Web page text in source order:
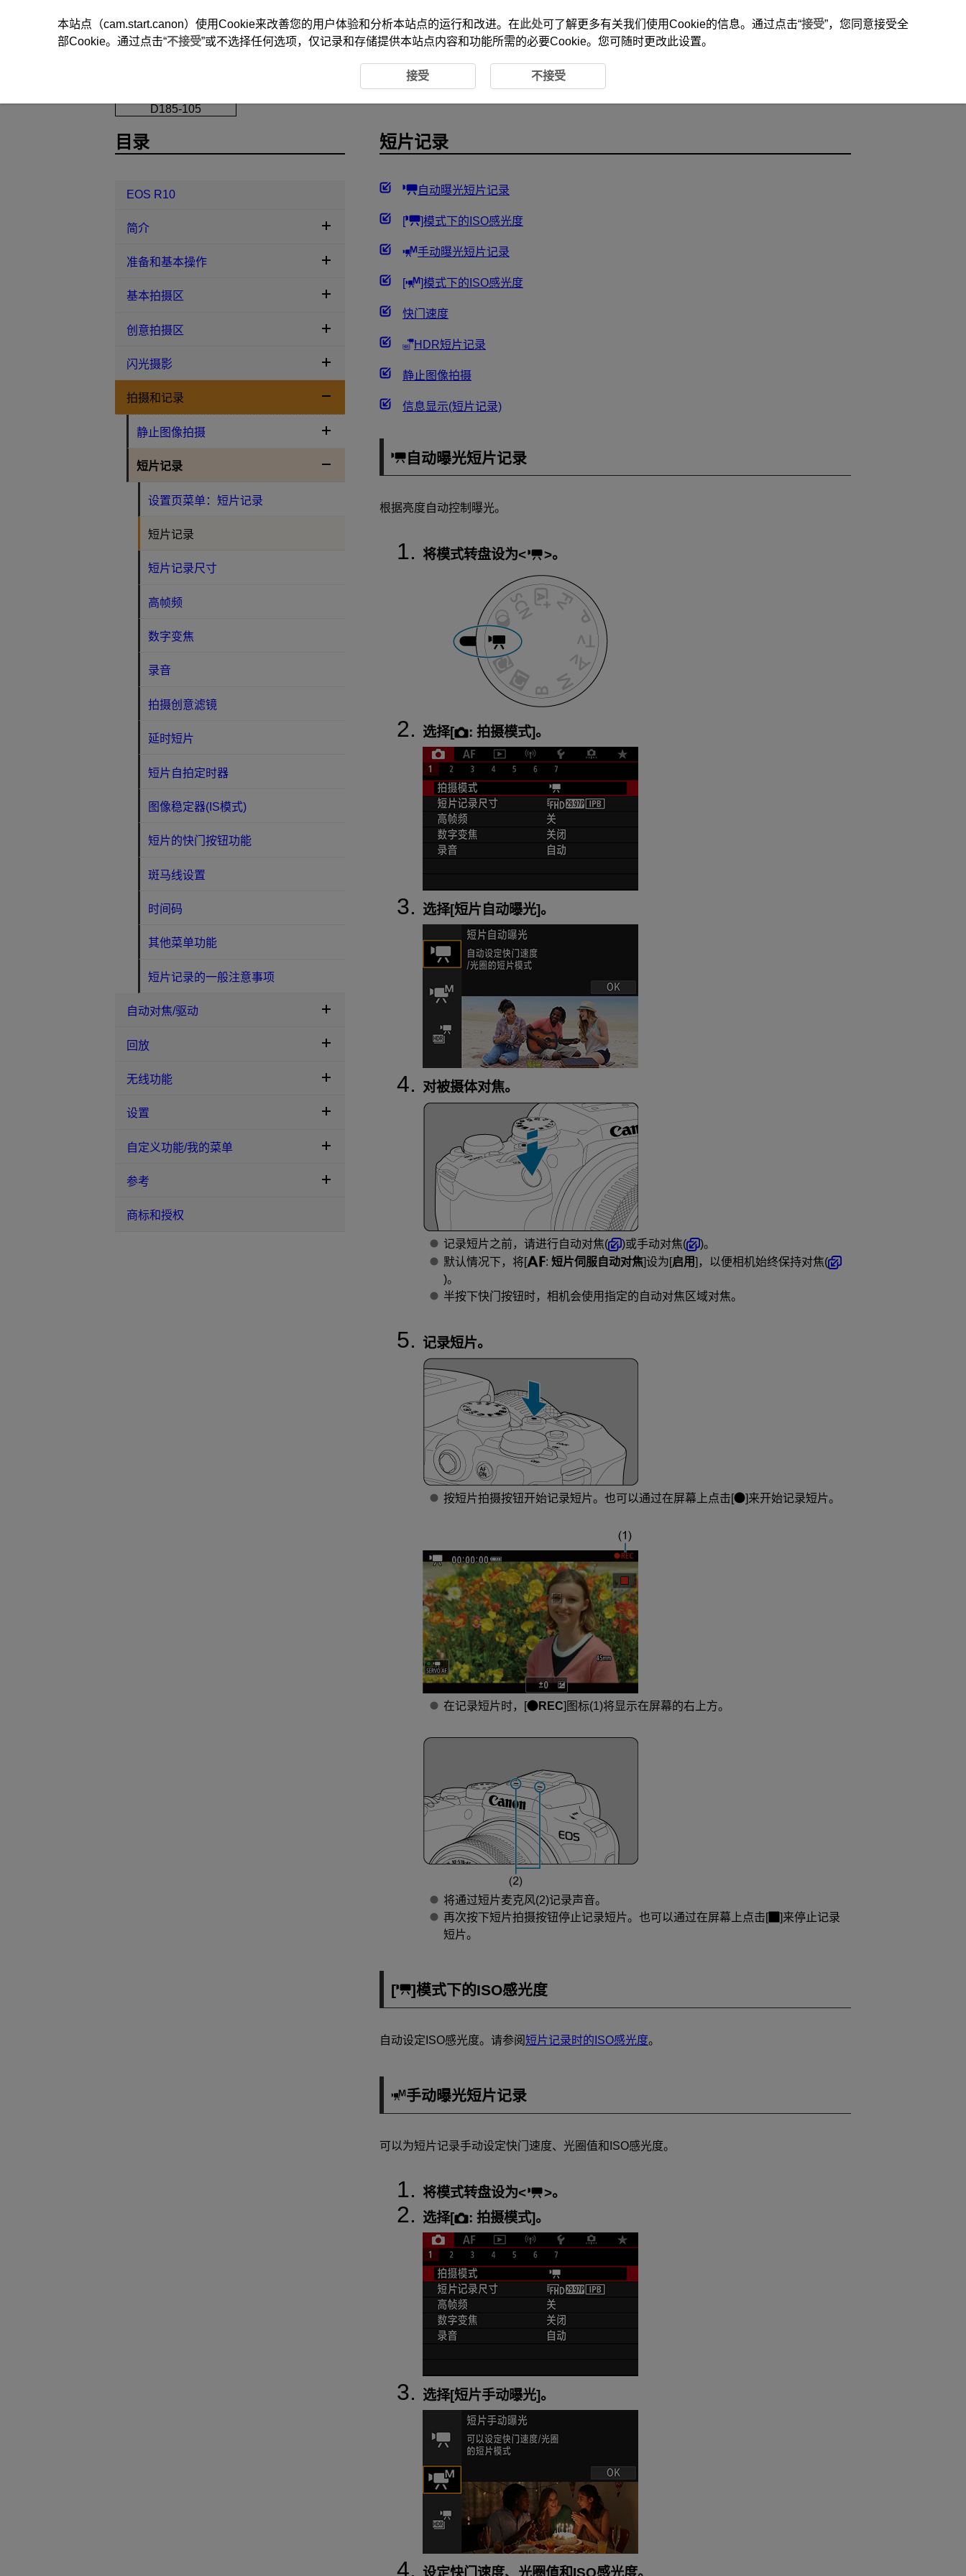
D185-105
短片记录
自动曝光短片记录
[ ]模式下的ISO感光度
手动曝光短片记录
[ ]模式下的ISO感光度
快门速度
HDR短片记录
静止图像拍摄
信息显示(短片记录)
自动曝光短片记录
根据亮度自动控制曝光。
将模式转盘设为 。
选择[ : 拍摄模式]。
选择[短片自动曝光]。
对被摄体对焦。
记录短片之前，请进行自动对焦( )或手动对焦(
)。
默认情况下，将[
: 短片伺服自动对焦]设为[启用]，以便相机始终保持对焦(
)。
半按下快门按钮时，相机会使用指定的自动对焦区域对焦。
记录短片。
按短片拍摄按钮开始记录短片。也可以通过在屏幕上点击[ ]来开始记录短片。
在记录短片时，[ REC]图标(1)将显示在屏幕的右上方。
将通过短片麦克风(2)记录声音。
再次按下短片拍摄按钮停止记录短片。也可以通过在屏幕上点击[
]来停止记录
短片。
[ ]模式下的ISO感光度
自动设定ISO感光度。请参阅短片记录时的ISO感光度。
手动曝光短片记录
可以为短片记录手动设定快门速度、光圈值和ISO感光度。
将模式转盘设为
。
选择[
: 拍摄模式]。
选择[短片手动曝光]。
设定快门速度、光圈值和ISO感光度。
目录
EOS R10
简介
准备和基本操作
基本拍摄区
创意拍摄区
闪光摄影
拍摄和记录
静止图像拍摄
短片记录
设置页菜单：短片记录
短片记录
短片记录尺寸
高帧频
数字变焦
录音
拍摄创意滤镜
延时短片
短片自拍定时器
图像稳定器(IS模式)
短片的快门按钮功能
斑马线设置
时间码
其他菜单功能
短片记录的一般注意事项
自动对焦/驱动
回放
无线功能
设置
自定义功能/我的菜单
参考
商标和授权
本站点（cam.start.canon）使用Cookie来改善您的用户体验和分析本站点的运行和改进。在此处可了解更多有关我们使用Cookie的信息。通过点击“接受”，您同意接受全
部Cookie。通过点击“不接受”或不选择任何选项，仅记录和存储提供本站点内容和功能所需的必要Cookie。您可随时更改此设置。
接受 不接受